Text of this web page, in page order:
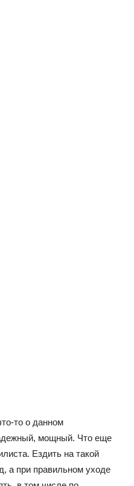
то о данном
мощный. Что еще
Ездить на такой
а при правильном уходе